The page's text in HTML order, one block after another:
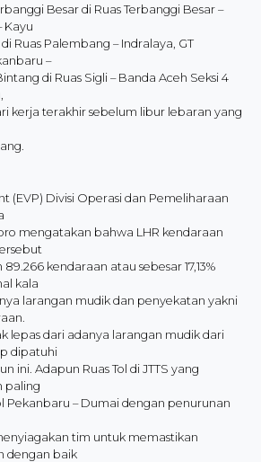
Besar di Ruas Terbanggi Besar –
Kayu
Ruas Palembang – Indralaya, GT
–
di Ruas Sigli – Banda Aceh Seksi 4
kerja terakhir sebelum libur lebaran yang
(EVP) Divisi Operasi dan Pemeliharaan
mengatakan bahwa LHR kendaraan
kendaraan atau sebesar 17,13%
kala
larangan mudik dan penyekatan yakni
lepas dari adanya larangan mudik dari
dipatuhi
ini. Adapun Ruas Tol di JTTS yang
paling
Pekanbaru – Dumai dengan penurunan
tim untuk memastikan
dengan baik